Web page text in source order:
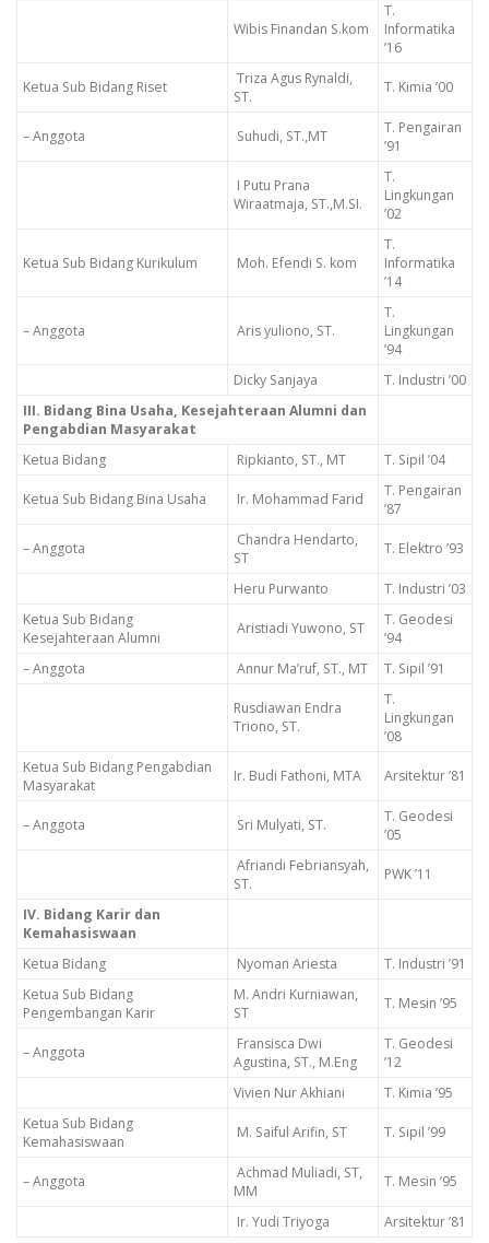
Wibis Finandan S.kom
T.
Informatika
’16
Ketua Sub Bidang Riset
Triza Agus Rynaldi,
ST.
T. Kimia ’00
– Anggota Suhudi, ST.,MT
T. Pengairan
’91
I Putu Prana
Wiraatmaja, ST.,M.SI.
T.
Lingkungan
’02
Ketua Sub Bidang Kurikulum Moh. Efendi S. kom
T.
Informatika
’14
– Anggota Aris yuliono, ST.
T.
Lingkungan
’94
Dicky Sanjaya
T. Industri ’00
III. Bidang Bina Usaha, Kesejahteraan Alumni dan
Pengabdian Masyarakat
Ketua Bidang
Ripkianto, ST., MT T. Sipil ’04
Ketua Sub Bidang Bina Usaha Ir. Mohammad Farid
T. Pengairan
’87
– Anggota
Chandra Hendarto,
ST
T. Elektro ’93
Heru Purwanto
T. Industri ’03
Ketua Sub Bidang
Kesejahteraan Alumni
Aristiadi Yuwono, ST
T. Geodesi
’94
– Anggota
Annur Ma’ruf, ST., MT T. Sipil ’91
Rusdiawan Endra
Triono, ST.
T.
Lingkungan
’08
Ketua Sub Bidang Pengabdian
Masyarakat
Ir. Budi Fathoni, MTA Arsitektur ’81
– Anggota Sri Mulyati, ST.
T. Geodesi
’05
Afriandi Febriansyah,
ST.
PWK ’11
IV. Bidang Karir dan
Kemahasiswaan
Ketua Bidang
Nyoman Ariesta
T. Industri ’91
Ketua Sub Bidang
Pengembangan Karir
M. Andri Kurniawan,
ST
T. Mesin ’95
– Anggota
Fransisca Dwi
Agustina, ST., M.Eng
T. Geodesi
’12
Vivien Nur Akhiani
T. Kimia ’95
Ketua Sub Bidang
Kemahasiswaan
M. Saiful Arifin, ST T. Sipil ’99
– Anggota
Achmad Muliadi, ST,
MM
T. Mesin ’95
Ir. Yudi Triyoga Arsitektur ’81